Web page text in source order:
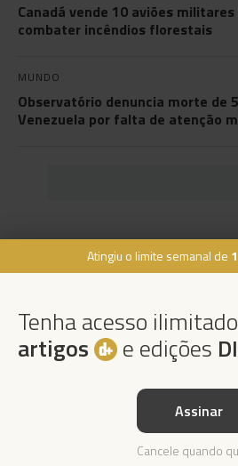
Atingiu o limite semanal de
Tenha acesso
artigos e edições
Assinar
Cancele quando
Canadá vende 10 aviões
combater incêndios florestais
MUNDO
Observatório denuncia morte de
Venezuela por falta de atenção
291 202 300
Instale a nossa
Podcasts
Da